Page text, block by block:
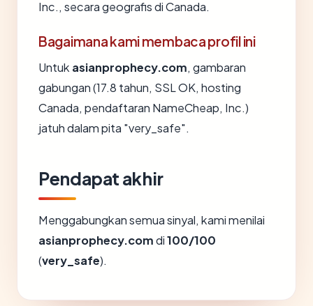
Inc., secara geografis di Canada.
Bagaimana kami membaca profil ini
Untuk asianprophecy.com, gambaran
gabungan (17.8 tahun, SSL OK, hosting
Canada, pendaftaran NameCheap, Inc.)
jatuh dalam pita "very_safe".
Pendapat akhir
Menggabungkan semua sinyal, kami menilai
asianprophecy.comdi100/100
(very_safe).